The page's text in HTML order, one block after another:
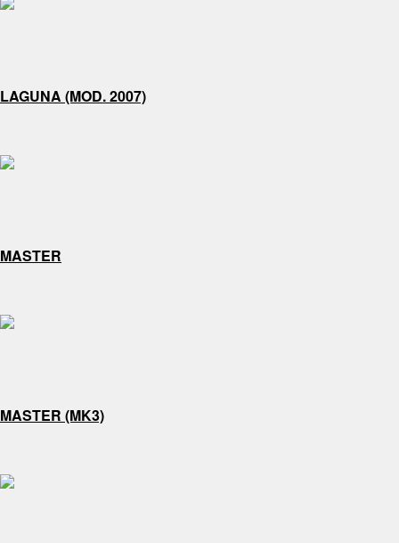
LAGUNA (MOD. 2007)
MASTER
MASTER (MK3)